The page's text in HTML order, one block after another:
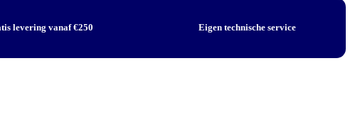
levering vanaf €250 Eigen technische service